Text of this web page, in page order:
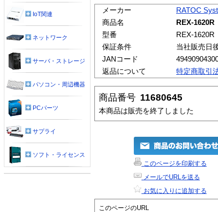
メーカー
RATOC
商品名
REX-1620R
型番
REX-1620R
保証条件
当社販売日
JANコード
返品について
特定商取引
商品番号 11680645
本商品は販売を終了しました
このページを印刷する
メールでURLを送る
お気に入りに追加する
このページのURL
IoT関連
ネットワーク
サーバ・ストレージ
パソコン・周辺機器
PCパーツ
サプライ
ソフト・ライセンス